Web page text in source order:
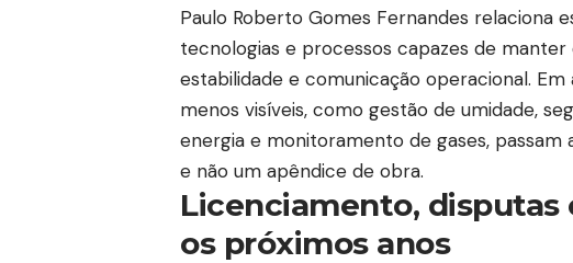
Paulo Roberto Gomes Fernandes relaciona
tecnologias e processos capazes de
estabilidade e comunicação operacional.
menos visíveis, como gestão de umidade,
energia e monitoramento de gases,
e não um apêndice de obra.
Licenciamento, disputas
os próximos anos